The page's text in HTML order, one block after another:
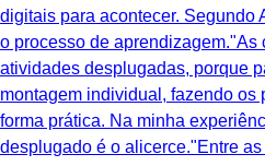
digitais para acontecer. Segundo
o processo de aprendizagem."As
atividades desplugadas, porque
montagem individual, fazendo os
forma prática. Na minha
desplugado é o alicerce."Entre